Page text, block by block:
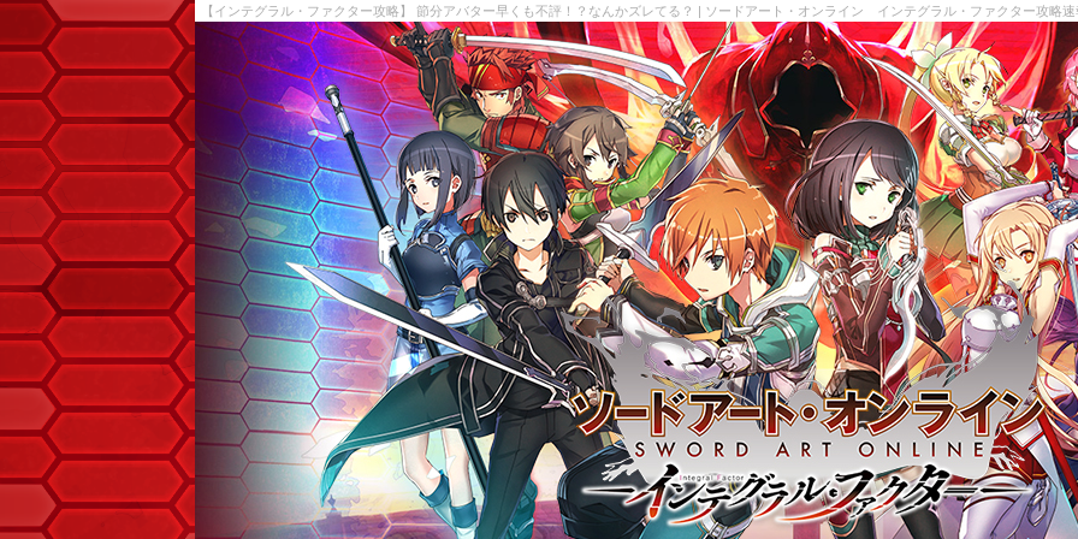
【インテグラル・ファクター攻略】 節分アバター早くも不評！？なんかズレてる？ | ソードアート・オンライン インテグラル・ファクター攻略速